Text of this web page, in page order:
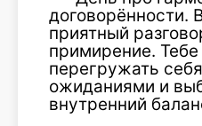
договорённости.
приятный
примирение.
перегружать
ожиданиями и
внутренний